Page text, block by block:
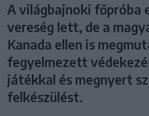
A világbajnoki főpróba
vereség lett, de a
Kanada ellen is
fegyelmezett
játékkal és megnyert
felkészülést.